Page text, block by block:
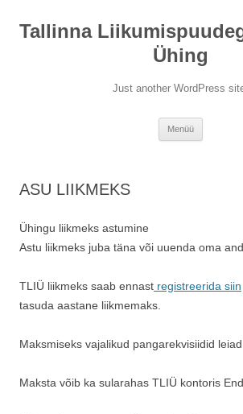
juurde
Tallinna
Ühing
Just another WordPress
Menüü
ASU LIIKMEKS
Ühingu liikmeks astumine
Astu liikmeks juba täna või uuenda oma
TLIÜ liikmeks saab ennast registreerida siin
tasuda aastane liikmemaks.
Maksmiseks vajalikud pangarekvisiidid
Maksta võib ka sularahas TLIÜ kontoris